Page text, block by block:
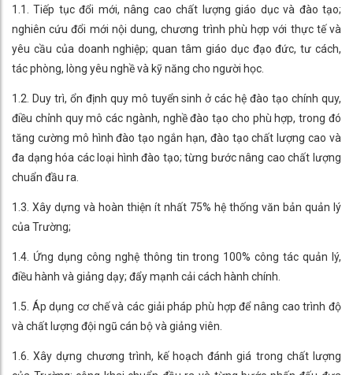
1.1. Tiếp tục đổi mới, nâng cao chất lượng giáo dục và đào tạo;
nghiên cứu đổi mới nội dung, chương trình phù hợp với thực tế và
yêu cầu của doanh nghiệp; quan tâm giáo dục đạo đức, tư cách,
tác phòng, lòng yêu nghề và kỹ năng cho người học.
1.2. Duy trì, ổn định quy mô tuyển sinh ở các hệ đào tạo chính quy,
điều chỉnh quy mô các ngành, nghề đào tạo cho phù hợp, trong đó
tăng cường mô hình đào tạo ngắn hạn, đào tạo chất lượng cao và
đa dạng hóa các loại hình đào tạo; từng bước nâng cao chất lượng
chuẩn đầu ra.
1.3. Xây dựng và hoàn thiện ít nhất 75% hệ thống văn bản quản lý
của Trường;
1.4. Ứng dụng công nghệ thông tin trong 100% công tác quản lý,
điều hành và giảng dạy; đẩy mạnh cải cách hành chính.
1.5. Áp dụng cơ chế và các giải pháp phù hợp để nâng cao trình độ
và chất lượng đội ngũ cán bộ và giảng viên.
1.6. Xây dựng chương trình, kế hoạch đánh giá trong chất lượng